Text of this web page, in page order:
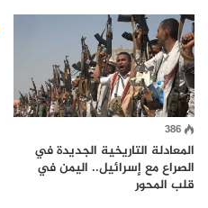
386
المعادلة التاريخية الجديدة في
الصراع مع إسرائيل.. اليمن في
قلب المحور